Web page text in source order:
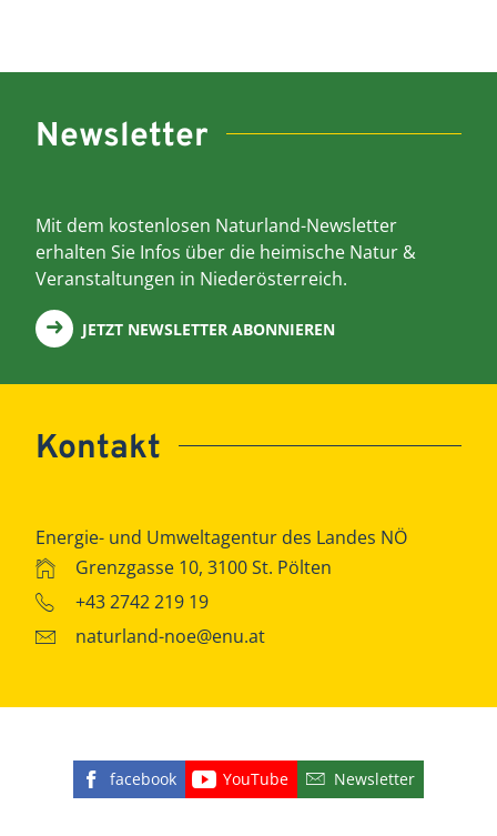
Newsletter
Mit dem kostenlosen Naturland-Newsletter
erhalten Sie Infos über die heimische Natur &
Veranstaltungen in Niederösterreich.
JETZT NEWSLETTER ABONNIEREN
Kontakt
Energie- und Umweltagentur des Landes NÖ
Grenzgasse 10, 3100 St. Pölten
+43 2742 219 19
naturland-noe@enu.at
Finden Sie die eNu auf Facebook
facebook Besuchen Sie den
YouTube Abonnieren Sie
Newsletter